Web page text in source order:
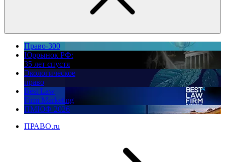
Право-300
Юррынок РФ:
35 лет спустя
Экологическое
право
Best Law
Firm Marketing
ПМЮФ 2026
ПРАВО.ru